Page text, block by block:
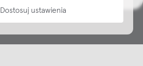
Dostosuj ustawienia